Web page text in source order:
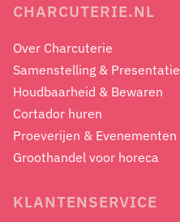
CHARCUTERIE.NL
Over Charcuterie
Samenstelling & Presentatie
Houdbaarheid & Bewaren
Cortador huren
Proeverijen & Evenementen
Groothandel voor horeca
KLANTENSERVICE